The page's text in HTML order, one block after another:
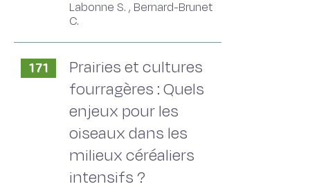
Labonne S. , Bernard-Brunet
C.
171
Prairies et cultures
fourragères : Quels
enjeux pour les
oiseaux dans les
milieux céréaliers
intensifs ?